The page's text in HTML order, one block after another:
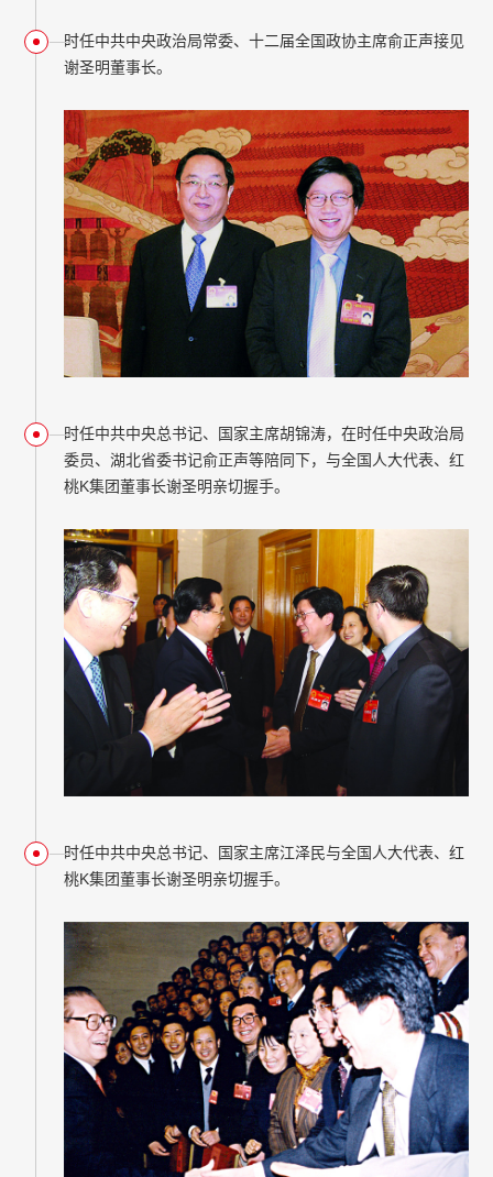
时任中共中央政治局常委、十二届全国政协主席俞正声接见
谢圣明董事长。
时任中共中央总书记、国家主席胡锦涛，在时任中央政治局
委员、湖北省委书记俞正声等陪同下，与全国人大代表、红
桃K集团董事长谢圣明亲切握手。
时任中共中央总书记、国家主席江泽民与全国人大代表、红
桃K集团董事长谢圣明亲切握手。